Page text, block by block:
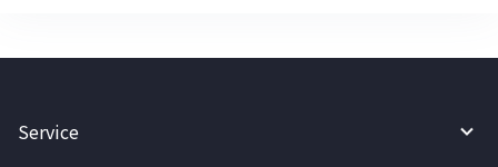
Service